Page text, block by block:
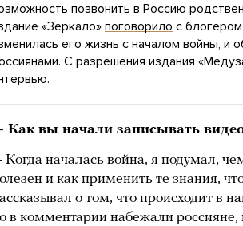
позвонить в Россию
«Зеркало»поговорило с
его жизнь с началом войны, и
С разрешения издания
Как вы начали записывать
началась война, я подумал,
и как применить те знания,
о том, что происходит в
в комментарии набежали россияне,